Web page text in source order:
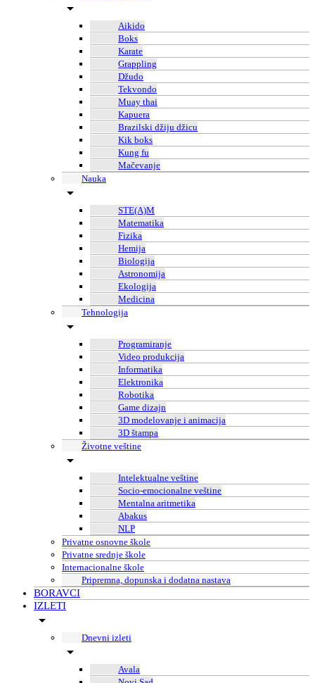
Aikido
Boks
Karate
Grappling
Džudo
Tekvondo
Muay thai
Kapuera
Brazilski džiju džicu
Kik boks
Kung fu
Mačevanje
Nauka
STE(A)M
Matematika
Fizika
Hemija
Biologija
Astronomija
Ekologija
Medicina
Tehnologija
Programiranje
Video produkcija
Informatika
Elektronika
Robotika
Game dizajn
3D modelovanje i animacija
3D štampa
Životne veštine
Intelektualne veštine
Socio-emocionalne veštine
Mentalna aritmetika
Abakus
NLP
Privatne osnovne škole
Privatne srednje škole
Internacionalne škole
Pripremna, dopunska i dodatna nastava
BORAVCI
IZLETI
Dnevni izleti
Avala